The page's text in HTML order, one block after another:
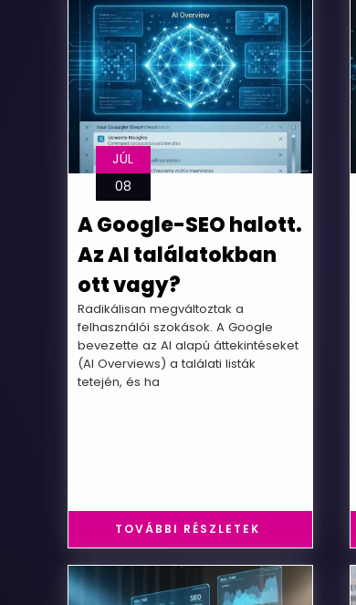
JÚL
08
A Google-SEO halott.
Az AI találatokban
ott vagy?
Radikálisan megváltoztak a
felhasználói szokások. A Google
bevezette az AI alapú áttekintéseket
(AI Overviews) a találati listák
tetején, és ha
TOVÁBBI RÉSZLETEK